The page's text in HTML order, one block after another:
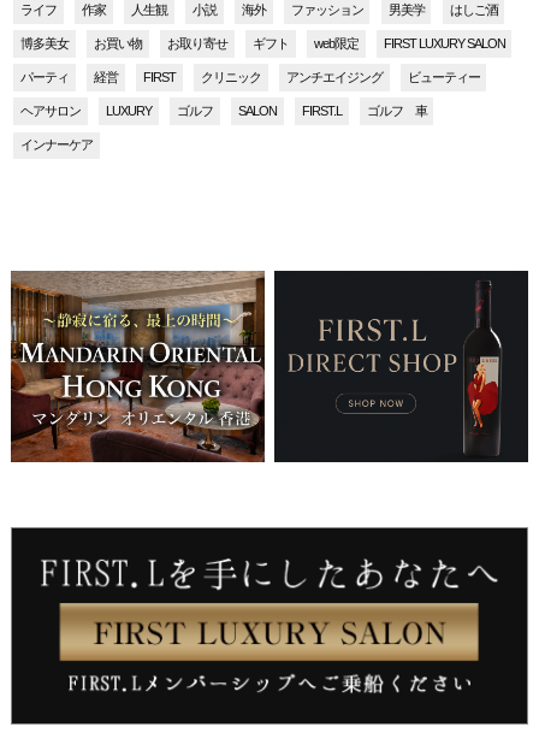
ライフ 作家 人生観 小説 海外 ファッション 男美学 はしご酒
博多美女 お買い物 お取り寄せ ギフト web限定 FIRST LUXURY SALON
パーティ 経営 FIRST クリニック アンチエイジング ビューティー
ヘアサロン LUXURY ゴルフ SALON FIRST.L ゴルフ 車
インナーケア